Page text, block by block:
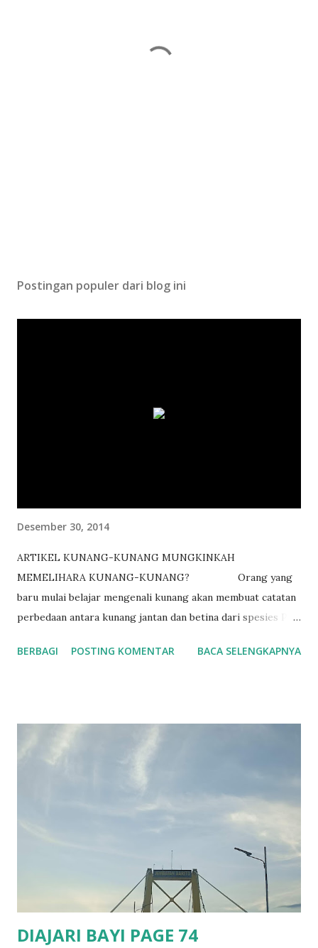
Postingan populer dari blog ini
Desember 30, 2014
ARTIKEL KUNANG-KUNANG MUNGKINKAH
MEMELIHARA KUNANG-KUNANG? Orang yang
baru mulai belajar mengenali kunang akan membuat catatan
perbedaan antara kunang jantan dan betina dari spesies P.
dari jantan. Jantan mempunyai lentera lebih besar dari
kedipan lentera jantan dan direspon oleh betina adalah
digunakan untuk berburu kunang betina dengan
menggunakan kedipan cahaya dari pen light untuk meniru
pola kedipan cahaya dari jantan. Kemampuan berburu
kunang betina dan menangkap betina kunang jenis P. pyralis
menjadikannya ideal untuk mempelajarinya dan meneliti
BERBAGI POSTING KOMENTAR BACA SELENGKAPNYA
DIAJARI BAYI PAGE 74